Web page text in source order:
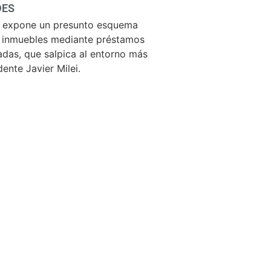
un presunto esquema
mediante préstamos
que salpica al entorno más
Javier Milei.